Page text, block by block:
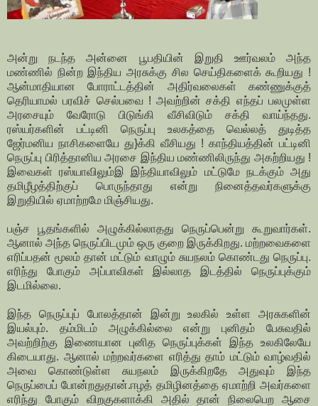
அன்று நடந்த அன்னை பூபதியின் இறுதி ஊர்வலம் அந்த
மண்ணில் நின்ற இந்திய அரசுக்கு சில செய்திகளைக் கூறியது !
ஆன்மாதியான போராட்டத்தின் அதிர்வலைகள் கண்ணுக்குத்
தெரியாமல் பரவிச் செல்பவை ! அவற்றின் சக்தி எந்தப் பலமுள்ள
அரசையும் வேரோடு பிடுங்கி வீசிவிடும் சக்தி வாய்ந்தது.
ரஸ்யர்களின் பட்டினி நெருப்பு உலகத்தை வெல்லத் துடித்த
ஜேர்மனிய நாசிகளையே து}க்கி வீசியது ! காந்தியத்தின் பட்டினி
நெருப்பு பிரித்தானிய அரசை இந்திய மண்ணிலிருந்து அகற்றியது !
இவைகள் ரஸ்யாவிலும்இ இந்தியாவிலும் மட்டுமே நடக்கும் அது
தமிழீழத்திற்குப் பொருந்தாது என்று நினைத்தவர்களுக்கு
இறுதியில் ஏமாற்றமே மிஞ்சியது.
பஞ்ச பூதங்களில் அழுக்கில்லாதது நெருப்பென்று கூறுவார்கள்.
ஆனால் அந்த நெருப்பிடமும் ஒரு குறை இருக்கிறது. மற்றவைகளை
எரிப்பதன் மூலம் தான் மட்டும் வாழும் சுயநலம் கொண்டது நெருப்பு.
எரிந்து போகும் அப்பாவிகள் இல்லாத இடத்தில் நெருப்புக்கும்
இடமில்லை.
இந்த நெருப்புப் போலத்தான் இன்று உலகில் உள்ள அரசுகளின்
இயல்பும். தம்மிடம் அழுக்கில்லை என்று புனிதம் பேசுவதில்
அவற்றிற்கு இணையான புனித நெருப்புக்கள் இந்த உலகிலேயே
கிடையாது. ஆனால் மற்றவர்களை எரித்து தாம் மட்டும் வாழ்வதில்
அவை கொண்டுள்ள சுயநலம் இருக்கிறதே அதுவும் இந்த
நெருப்பைப் போன்றதுதான்.ஈழத் தமிழினத்தை ஏமாற்றி அவர்களை
எரிந்து போகும் விறகுகளாக்கி அதில் தான் நிலைபெற ஆசை